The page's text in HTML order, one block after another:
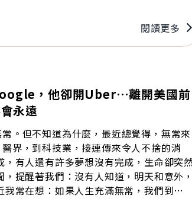
閱讀更多
，他卻開Uber…離開美國前
永遠
。但不知道為什麼，最近總覺得，無常來
界，到科技業，接連傳來令人不捨的消